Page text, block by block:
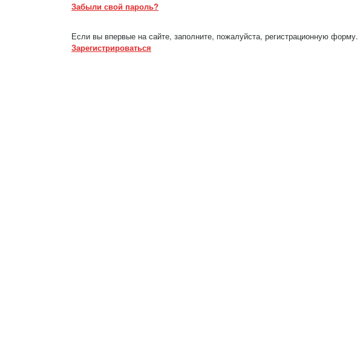
Забыли свой пароль?
Если вы впервые на сайте, заполните, пожалуйста, регистрационную форму.
Зарегистрироваться